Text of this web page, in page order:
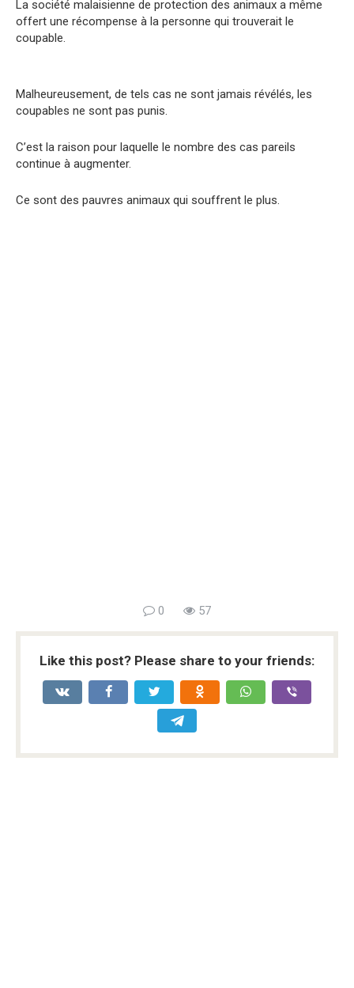
La société malaisienne de protection des animaux a même
offert une récompense à la personne qui trouverait le
coupable.
Malheureusement, de tels cas ne sont jamais révélés, les
coupables ne sont pas punis.
C’est la raison pour laquelle le nombre des cas pareils
continue à augmenter.
Ce sont des pauvres animaux qui souffrent le plus.
0 57
Like this post? Please share to your friends: